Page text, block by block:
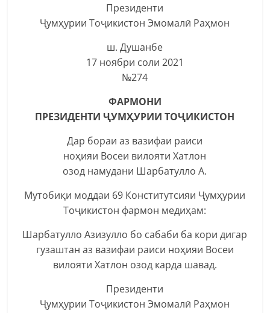
Президенти
Ҷумҳурии Тоҷикистон Эмомалӣ Раҳмон
ш. Душанбе
17 ноябри соли 2021
№274
ФАРМОНИ
ПРЕЗИДЕНТИ ҶУМҲУРИИ ТОҶИКИСТОН
Дар бораи аз вазифаи раиси
ноҳияи Восеи вилояти Хатлон
озод намудани Шарбатулло А.
Мутобиқи моддаи 69 Конститутсияи Ҷумҳурии
Тоҷикистон фармон медиҳам:
Шарбатулло Азизулло бо сабаби ба кори дигар
гузаштан аз вазифаи раиси ноҳияи Восеи
вилояти Хатлон озод карда шавад.
Президенти
Ҷумҳурии Тоҷикистон Эмомалӣ Раҳмон